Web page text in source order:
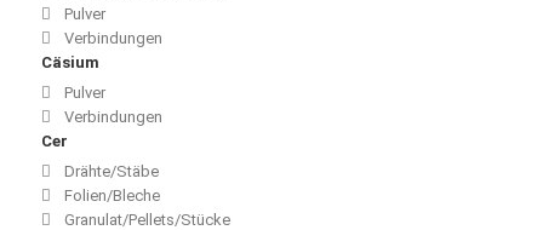
Pulver
Verbindungen
Cäsium
Pulver
Verbindungen
Cer
Drähte/Stäbe
Folien/Bleche
Granulat/Pellets/Stücke